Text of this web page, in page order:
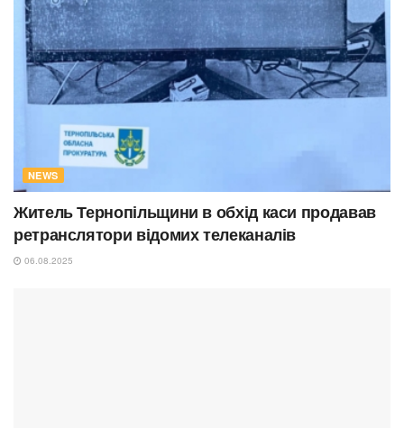
NEWS
Житель Тернопільщини в обхід каси продавав
ретранслятори відомих телеканалів
06.08.2025